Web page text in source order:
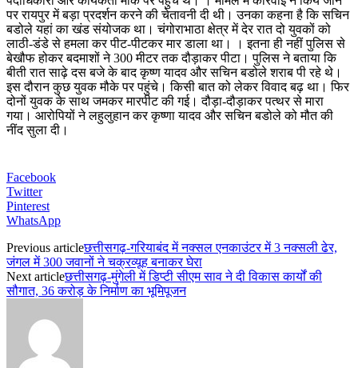
पर रायपुर में बड़ा प्रदर्शन करने की चेतावनी दी थी। उनका कहना है कि सचिन
बडोले यहां का खंड संयोजक था। चंगोराभाठा क्षेत्र में देर रात दो युवकों को
लाठी-डंडे से हमला कर पीट-पीटकर मार डाला था। । इतना ही नहीं पुलिस से
बेखौफ होकर बदमाशों ने 300 मीटर तक दौड़ाकर पीटा। पुलिस ने बताया कि
बीती रात साढ़े दस बजे के बाद कृष्ण यादव और सचिन बडोले शराब पी रहे थे।
इस दौरान कुछ युवक मौके पर पहुंचे। किसी बात को लेकर विवाद बढ़ था। फिर
दोनों युवक के साथ जमकर मारपीट की गई। दौड़ा-दौड़ाकर पत्थर से मारा
गया। आरोपियों ने लहुलुहान कर कृष्णा यादव और सचिन बडोले को मौत की
नींद सुला दी।
Facebook
Twitter
Pinterest
WhatsApp
Previous articleछत्तीसगढ़-गरियाबंद में नक्सल एनकाउंटर में 3 नक्सली ढेर,
जंगल में 300 जवानों ने चक्रव्यूह बनाकर घेरा
Next articleछत्तीसगढ़-मुंगेली में डिप्टी सीएम साव ने दी विकास कार्यों की
सौगात, 36 करोड़ के निर्माण का भूमिपूजन